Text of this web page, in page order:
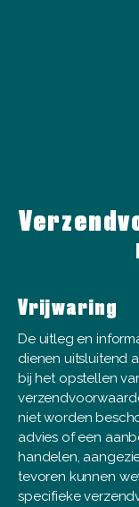
Vrijwaring
De uitleg en
dienen uitsluitend
bij het opstellen
niet worden
advies of een
handelen,
tevoren kunnen
specifieke